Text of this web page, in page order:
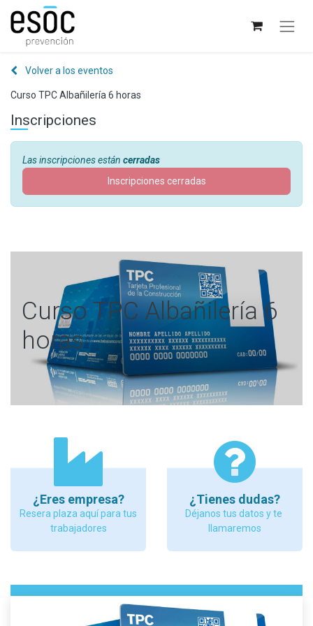
Volver a los eventos
Curso TPC Albañilería 6 horas
Inscripciones
Las inscripciones están cerradas
Inscripciones cerradas
Curso TPC Albañilería 6
horas
¿Eres empresa?
Resera plaza aquí para tus
trabajadores
¿Tienes dudas?
Déjanos tus datos y te
llamaremos